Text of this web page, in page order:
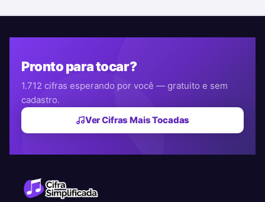
Pronto para tocar?
1.712 cifras esperando por você — gratuito e sem
cadastro.
Ver Cifras Mais Tocadas